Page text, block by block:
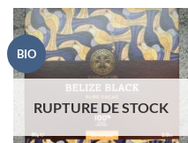
BIO
RUPTURE DE STOCK